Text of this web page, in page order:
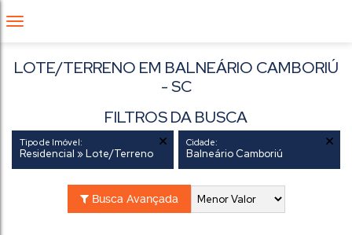
LOTE/TERRENO EM BALNEÁRIO CAMBORIÚ
- SC
FILTROS DA BUSCA
Tipo de Imóvel:
Residencial » Lote/Terreno
Cidade:
Balneário Camboriú
Busca Avançada